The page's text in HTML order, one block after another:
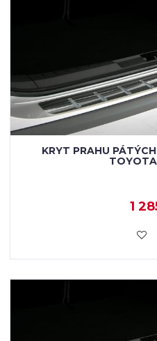
KRYT PRAHU
1